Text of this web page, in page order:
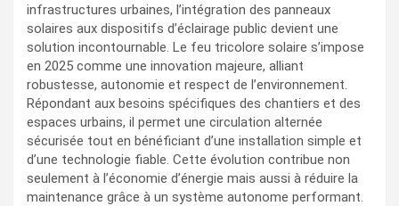
infrastructures urbaines, l’intégration des panneaux
solaires aux dispositifs d’éclairage public devient une
solution incontournable. Le feu tricolore solaire s’impose
en 2025 comme une innovation majeure, alliant
robustesse, autonomie et respect de l’environnement.
Répondant aux besoins spécifiques des chantiers et des
espaces urbains, il permet une circulation alternée
sécurisée tout en bénéficiant d’une installation simple et
d’une technologie fiable. Cette évolution contribue non
seulement à l’économie d’énergie mais aussi à réduire la
maintenance grâce à un système autonome performant.